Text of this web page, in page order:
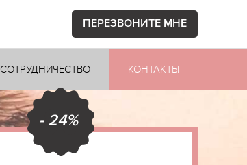
ПЕРЕЗВОНИТЕ МНЕ
СОТРУДНИЧЕСТВО КОНТАКТЫ
- 24%